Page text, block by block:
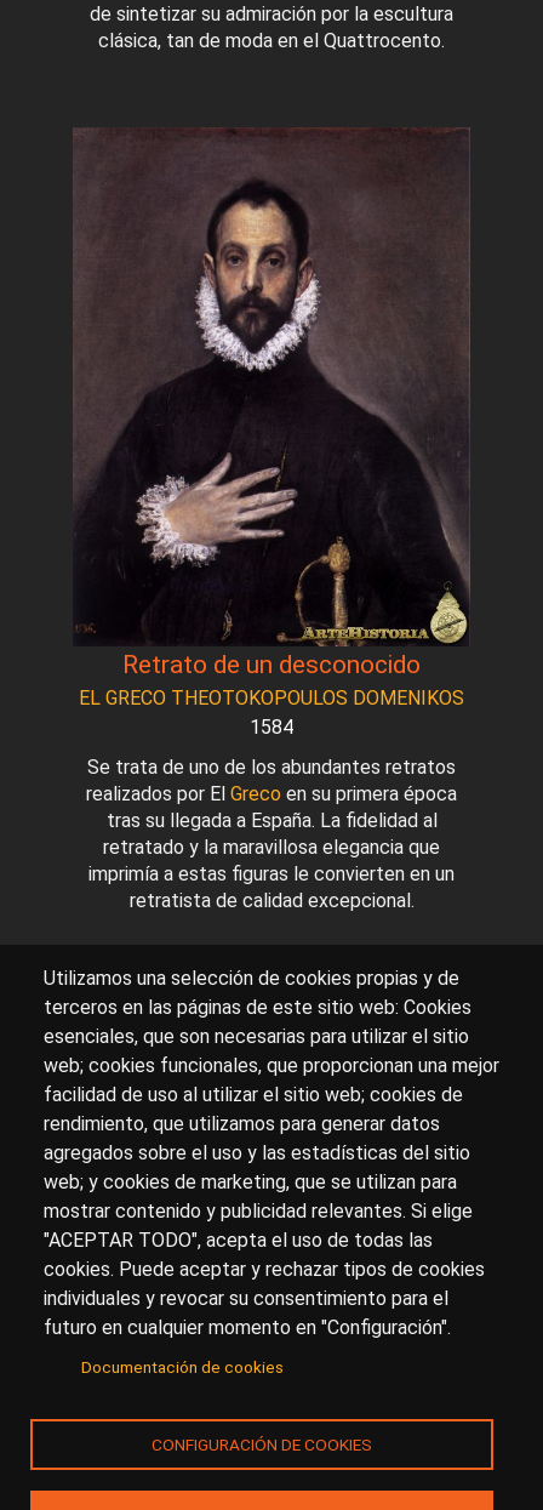
de sintetizar su admiración por la escultura
clásica, tan de moda en el Quattrocento.
Retrato de un desconocido
EL GRECO THEOTOKOPOULOS DOMENIKOS
1584
Se trata de uno de los abundantes retratos
realizados por El Greco en su primera época
tras su llegada a España. La fidelidad al
retratado y la maravillosa elegancia que
imprimía a estas figuras le convierten en un
retratista de calidad excepcional.
Sobre artehistoria.com
Para ponerte en contacto con nosotros, escríbenos en
el formulario decontacto
Accesibilidad
Aviso Legal Privacidad
Utilizamos una selección de cookies propias y de
terceros en las páginas de este sitio web: Cookies
esenciales, que son necesarias para utilizar el sitio
web; cookies funcionales, que proporcionan una mejor
facilidad de uso al utilizar el sitio web; cookies de
rendimiento, que utilizamos para generar datos
agregados sobre el uso y las estadísticas del sitio
web; y cookies de marketing, que se utilizan para
mostrar contenido y publicidad relevantes. Si elige
"ACEPTAR TODO", acepta el uso de todas las
cookies. Puede aceptar y rechazar tipos de cookies
individuales y revocar su consentimiento para el
futuro en cualquier momento en "Configuración".
Documentación de cookies
CONFIGURACIÓN DE COOKIES
© Copyright 2017.arteHistoria&Toools, S.Lo sus
licenciantes son los propietarios de todos los derechos
de propiedad intelectual e industrial de:
(a) este sitio web publicado bajo el dominio
(b) todo el material publicado en artehistoria.com
(incluyendo, sin limitación, textos, imágenes, fotografías,
dibujos, música, marcas o logotipos, estructura y diseño
de la composición de cada una de las páginas